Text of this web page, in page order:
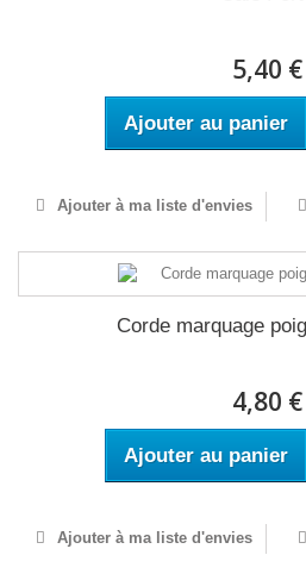
5,40 €
Ajouter au panier
Ajouter à ma liste d'envies
Corde marquage
4,80 €
Ajouter au panier
Ajouter à ma liste d'envies